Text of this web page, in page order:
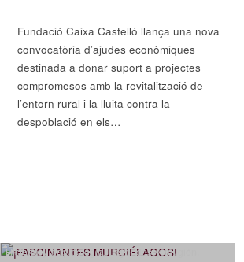
Fundació Caixa Castelló llança una nova
convocatòria d’ajudes econòmiques
destinada a donar suport a projectes
compromesos amb la revitalització de
l’entorn rural i la lluita contra la
despoblació en els…
,Historia y arqueología,Leyendas y religión